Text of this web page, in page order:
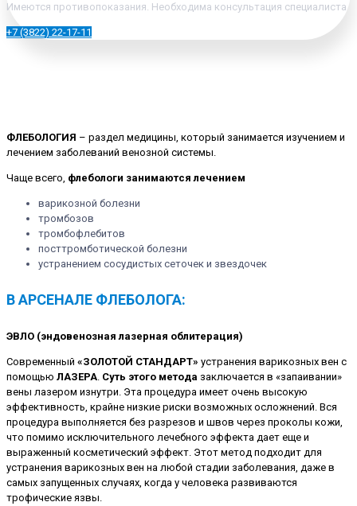
Имеются противопоказания. Необходима консультация специалиста
+7 (3822) 22-17-11
ФЛЕБОЛОГИЯ – раздел медицины, который занимается изучением и
лечением заболеваний венозной системы.
Чаще всего, флебологи занимаются лечением
варикозной болезни
тромбозов
тромбофлебитов
посттромботической болезни
устранением сосудистых сеточек и звездочек
В АРСЕНАЛЕ ФЛЕБОЛОГА:
ЭВЛО (эндовенозная лазерная облитерация)
Современный «ЗОЛОТОЙ СТАНДАРТ» устранения варикозных вен с
помощью ЛАЗЕРА. Суть этого метода заключается в «запаивании»
вены лазером изнутри. Эта процедура имеет очень высокую
эффективность, крайне низкие риски возможных осложнений. Вся
процедура выполняется без разрезов и швов через проколы кожи,
что помимо исключительного лечебного эффекта дает еще и
выраженный косметический эффект. Этот метод подходит для
устранения варикозных вен на любой стадии заболевания, даже в
самых запущенных случаях, когда у человека развиваются
трофические язвы.